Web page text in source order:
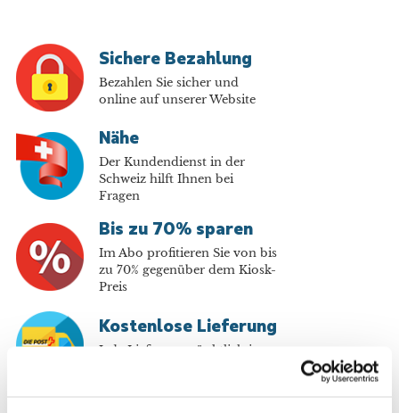
Sichere Bezahlung
Bezahlen Sie sicher und
online auf unserer Website
Nähe
Der Kundendienst in der
Schweiz hilft Ihnen bei
Fragen
Bis zu 70% sparen
Im Abo profitieren Sie von bis
zu 70% gegenüber dem Kiosk-
Preis
Kostenlose Lieferung
Jede Lieferung pünktlich in